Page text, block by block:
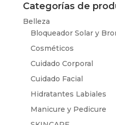
Categorías de
Belleza
Bloqueador Solar y
Cosméticos
Cuidado Corporal
Cuidado Facial
Hidratantes Labiales
Manicure y Pedicure